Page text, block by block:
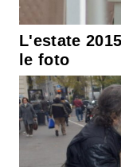
L'estate
le foto